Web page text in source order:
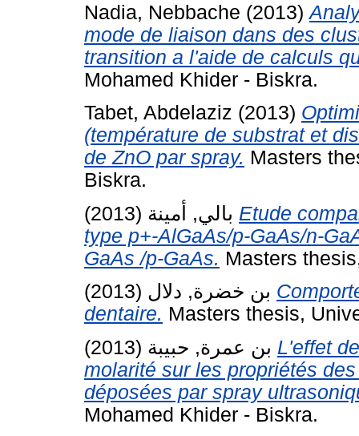
Nadia, Nebbache (2013)
mode de liaison dans des
transition a l'aide de calculs
Mohamed Khider - Biskra.
Tabet, Abdelaziz (2013)
(température de substrat et
de ZnO par spray. Masters
Biskra.
بالي, أمينة Etude
type p+-AlGaAs/p-GaAs/n-
GaAs /p-GaAs. Masters
بن خضرة, دلال
dentaire. Masters thesis,
بن عمرة, حبيبة L'effet
molarité sur les propriétés
déposées par spray
Mohamed Khider - Biskra.